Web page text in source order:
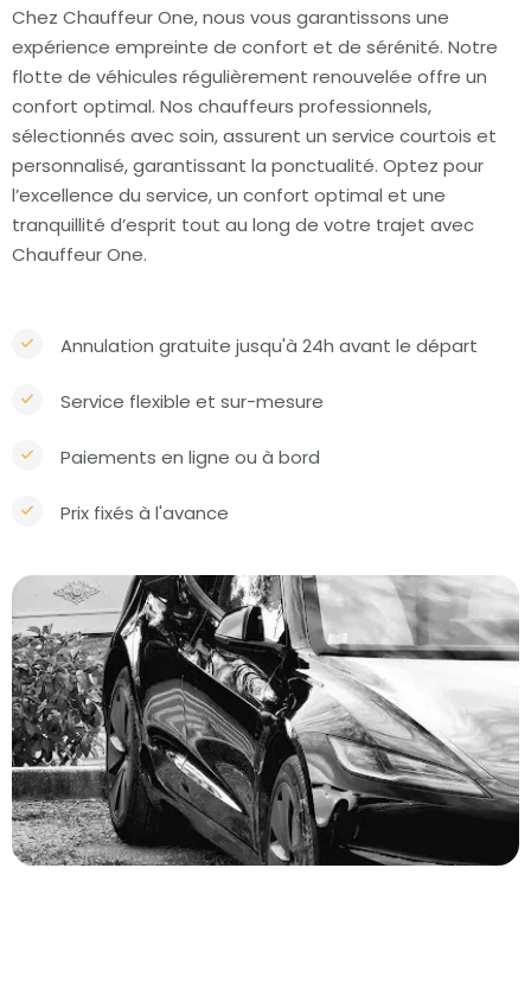
Chez Chauffeur One, nous vous garantissons une
expérience empreinte de confort et de sérénité. Notre
flotte de véhicules régulièrement renouvelée offre un
confort optimal. Nos chauffeurs professionnels,
sélectionnés avec soin, assurent un service courtois et
personnalisé, garantissant la ponctualité. Optez pour
l’excellence du service, un confort optimal et une
tranquillité d’esprit tout au long de votre trajet avec
Chauffeur One.
Annulation gratuite jusqu'à 24h avant le départ
Service flexible et sur-mesure
Paiements en ligne ou à bord
Prix fixés à l'avance